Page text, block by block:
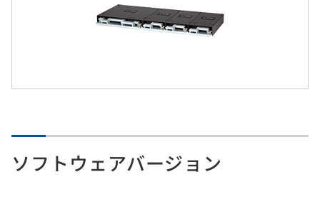
ソフトウェアバージョン